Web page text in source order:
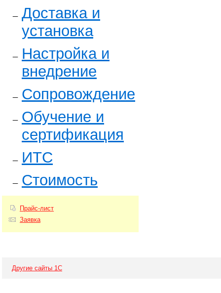
Доставка и
установка
Настройка и
внедрение
Сопровождение
Обучение и
сертификация
ИТС
Стоимость
Прайс-лист
Заявка
Другие сайты 1С